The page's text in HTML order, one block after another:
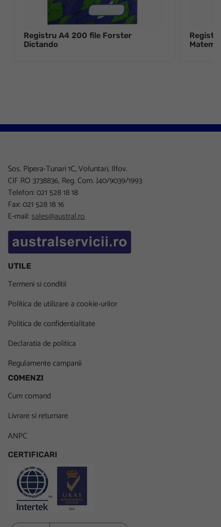
Registru A4 200 file Forster
Dictando
Sos. Pipera-Tunari 1C, Voluntari, Ilfov.
CIF RO 3738836, Reg. Com. J40/9039/1993
Telefon: 021 528 18 18
Fax: 021 528 18 16
E-mail:sales@austral.ro
UTILE
Termeni si conditii
Politica de utilizare a cookie-urilor
Politica de confidentialitate
Declaratia de politica
Regulamente campanii
COMENZI
Cum comand
Livrare si returnare
ANPC
CERTIFICARI